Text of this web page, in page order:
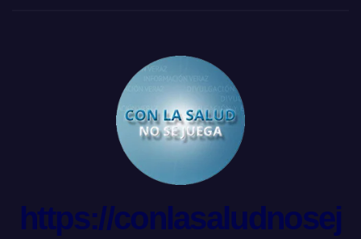
https://conlasaludnosej